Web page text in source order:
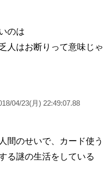
のは
人はお断りって意味じゃ
04/23(月) 22:49:07.88
間のせいで、カード使う
る謎の生活をしている